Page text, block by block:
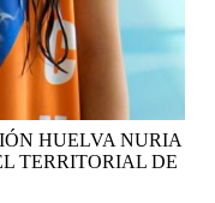
HUELVA NURIA
TERRITORIAL DE